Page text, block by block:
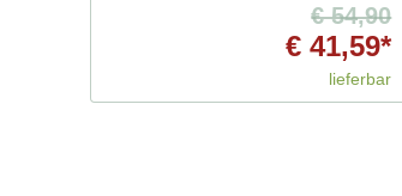
€ 54,90
€ 41,59*
lieferbar